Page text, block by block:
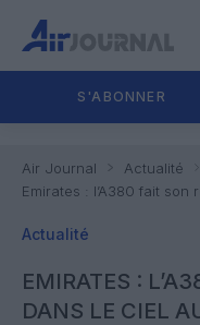
S'ABONNER
Air Journal
Actualité
Emirates : l’A380 fait
Actualité
EMIRATES :
DANS LE CIEL